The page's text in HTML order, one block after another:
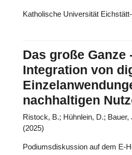
Katholische Universität
Das große Ganze
Integration von
nachhaltigen
Ristock, B.; Hühnlein, D.;
(2025)
Podiumsdiskussion auf dem E-